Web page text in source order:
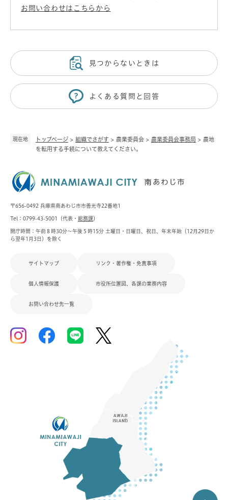
現在地 トップページ > 組織でさがす > 農業委員会 > 農業委員会事務局 > 農地
を転用する手続について教えてください。
お問い合わせはこちらから
見つからないときは
よくある質問と回答
〒656-0492 兵庫県南あわじ市市善光寺22番地1
Tel：0799-43-5001（代表・ 総務課）
開庁時間：午前８時30分～午後５時15分 土曜日・日曜日、祝日、年末年始（12月29日か
ら翌年1月3日）を除く
サイトマップ リンク・著作権・免責事項
個人情報保護 市役所位置図、各課の業務内容
お問い合わせ先一覧